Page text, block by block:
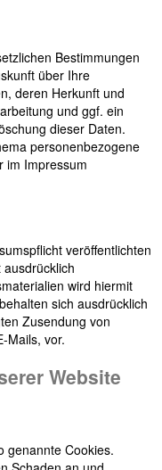
Bestimmungen
über Ihre
deren Herkunft und
und ggf. ein
dieser Daten.
personenbezogene
im Impressum
veröffentlichten
wird hiermit
sich ausdrücklich
Zusendung von
Mails, vor.
Website
genannte Cookies.